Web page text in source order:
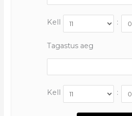
Kell :
Tagastus aeg
Kell :